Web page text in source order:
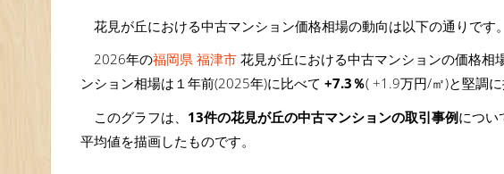
花見が丘における中古マンション価格相場の動向は以下の通りです。
2026年の福岡県 福津市 花見が丘における中古マンションの価格相
ンション相場は１年前(2025年)に比べて +7.3％( +1.9万円/㎡)と堅調に
このグラフは、 13件の花見が丘の中古マンションの取引事例につい
平均値を描画したものです。